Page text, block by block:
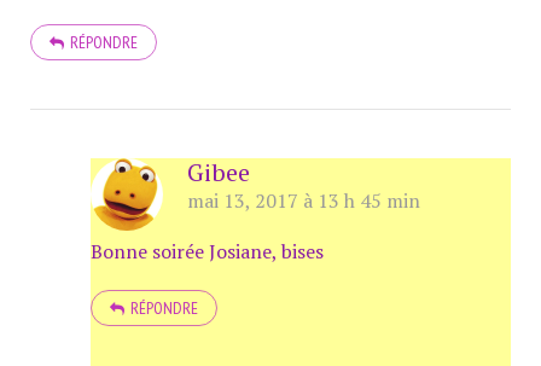
RÉPONDRE
Gibee
mai 13, 2017 à 13 h 45 min
Bonne soirée Josiane, bises
RÉPONDRE